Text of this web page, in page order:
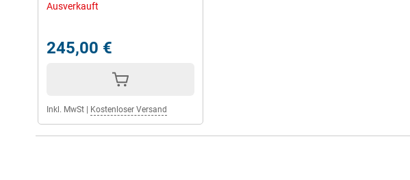
Ausverkauft
245,00 €
Inkl. MwSt Kostenloser Versand